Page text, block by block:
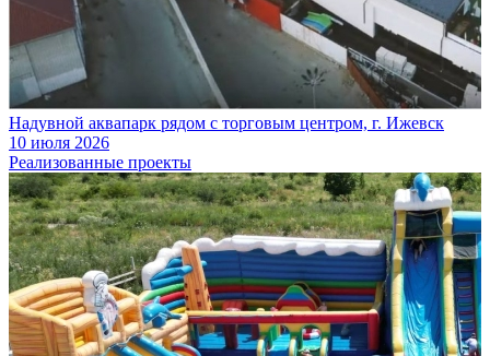
Надувной аквапарк рядом с торговым центром, г. Ижевск
10 июля 2026
Реализованные проекты